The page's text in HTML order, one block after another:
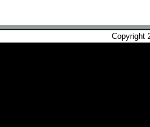
Copyright